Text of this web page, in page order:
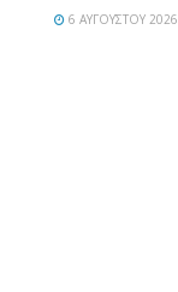
6 ΑΥΓΟΎΣΤΟΥ 2026